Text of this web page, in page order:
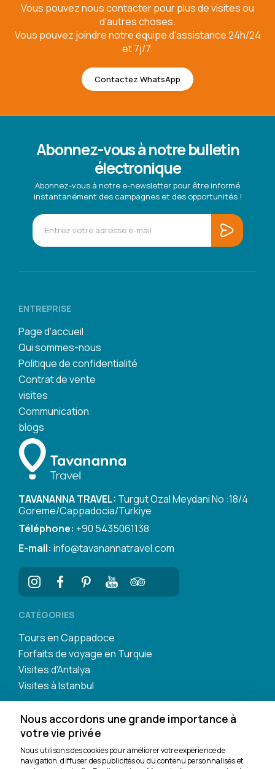
Vous pouvez nous contacter pour plus de visites ou
d'autres choses.
Vous pouvez joindre notre équipe d'assistance 24h/24
et 7j/7.
Contactez WhatsApp
Abonnez-vous à notre bulletin
électronique
Abonnez-vous à notre e-newsletter pour être informé
instantanément des campagnes et des opportunités !
ENTREPRISE
Page d'accueil
Qui sommes-nous
Politique de confidentialité
Contrat de vente
visites
Communication
blogs
TAVANANNA TRAVEL: Turgut Ozal Meydani No :18/4
Goreme/Cappadocia/Turkiye
Téléphone: +90 5435061138
E-mail: info@tavanannatravel.com
CATÉGORIES
Tours en Cappadoce
Forfaits de voyage en Turquie
Visites d'Antalya
Visites à Istanbul
Nous accordons une grande importance à
votre vie privée
Nous utilisons des cookies pour améliorer votre expérience de
navigation, diffuser des publicités ou du contenu personnalisés et